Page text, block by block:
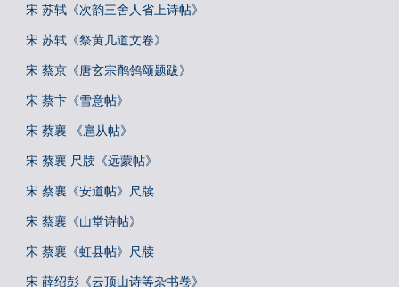
宋 苏轼《次韵三舍人省上诗帖》
宋 苏轼《祭黄几道文卷》
宋 蔡京《唐玄宗鹡鸰颂题跋》
宋 蔡卞《雪意帖》
宋 蔡襄 《扈从帖》
宋 蔡襄 尺牍《远蒙帖》
宋 蔡襄《安道帖》尺牍
宋 蔡襄《山堂诗帖》
宋 蔡襄《虹县帖》尺牍
宋 薛绍彭《云顶山诗等杂书卷》